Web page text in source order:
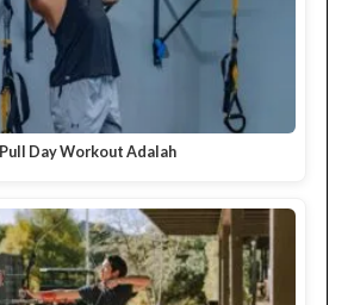
Pull Day Workout Adalah